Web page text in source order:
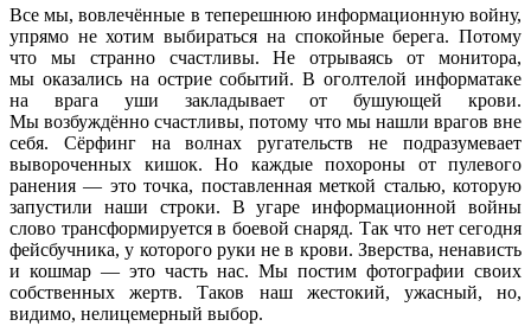
Все мы, вовлечённые в теперешнюю информационную войну,
упрямо не хотим выбираться на спокойные берега. Потому
что мы странно счастливы. Не отрываясь от монитора,
мы оказались на острие событий. В оголтелой информатаке
на врага уши закладывает от бушующей крови.
Мы возбуждённо счастливы, потому что мы нашли врагов вне
себя. Сёрфинг на волнах ругательств не подразумевает
вывороченных кишок. Но каждые похороны от пулевого
ранения — это точка, поставленная меткой сталью, которую
запустили наши строки. В угаре информационной войны
слово трансформируется в боевой снаряд. Так что нет сегодня
фейсбучника, у которого руки не в крови. Зверства, ненависть
и кошмар — это часть нас. Мы постим фотографии своих
собственных жертв. Таков наш жестокий, ужасный, но,
видимо, нелицемерный выбор.